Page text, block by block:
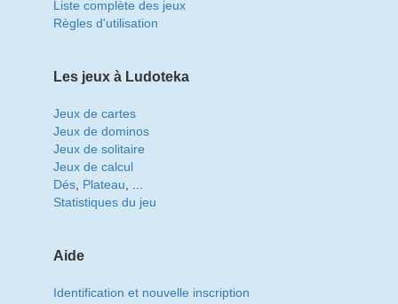
Liste complète des jeux
Règles d'utilisation
Les jeux à Ludoteka
Jeux de cartes
Jeux de dominos
Jeux de solitaire
Jeux de calcul
Dés, Plateau, ...
Statistiques du jeu
Aide
Identification et nouvelle inscription